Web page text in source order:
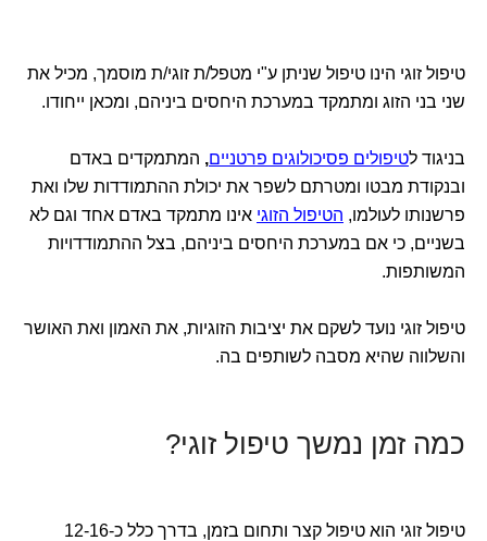
טיפול זוגי הינו טיפול שניתן ע"י מטפל/ת זוגי/ת מוסמך, מכיל את
שני בני הזוג ומתמקד במערכת היחסים ביניהם, ומכאן ייחודו.
בניגוד לטיפולים פסיכולוגים פרטניים, המתמקדים באדם
ובנקודת מבטו ומטרתם לשפר את יכולת ההתמודדות שלו ואת
פרשנותו לעולמו, הטיפול הזוגי אינו מתמקד באדם אחד וגם לא
בשניים, כי אם במערכת היחסים ביניהם, בצל ההתמודדויות
המשותפות.
טיפול זוגי נועד לשקם את יציבות הזוגיות, את האמון ואת האושר
והשלווה שהיא מסבה לשותפים בה.
כמה זמן נמשך טיפול זוגי?
טיפול זוגי הוא טיפול קצר ותחום בזמן, בדרך כלל כ-12-16